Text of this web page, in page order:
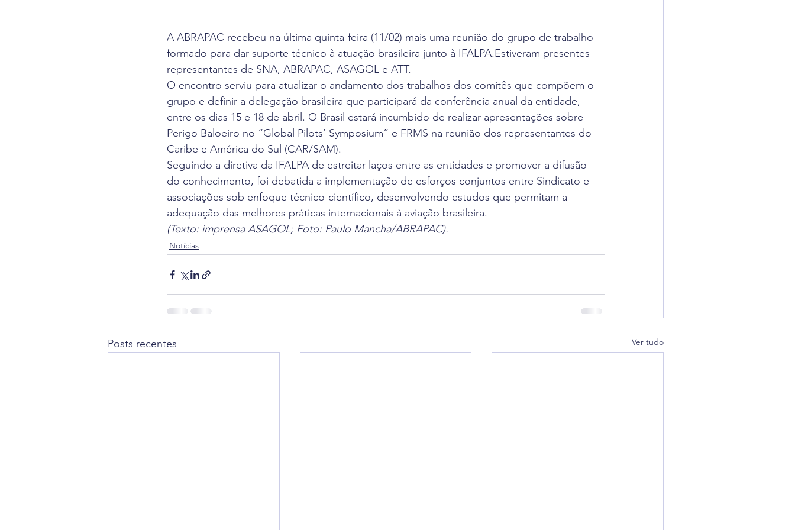
A ABRAPAC recebeu na última quinta-feira (11/02) mais uma reunião do grupo de trabalho
formado para dar suporte técnico à atuação brasileira junto à IFALPA.Estiveram presentes
representantes de SNA, ABRAPAC, ASAGOL e ATT.
O encontro serviu para atualizar o andamento dos trabalhos dos comitês que compõem o
grupo e definir a delegação brasileira que participará da conferência anual da entidade,
entre os dias 15 e 18 de abril. O Brasil estará incumbido de realizar apresentações sobre
Perigo Baloeiro no “Global Pilots’ Symposium” e FRMS na reunião dos representantes do
Caribe e América do Sul (CAR/SAM).
Seguindo a diretiva da IFALPA de estreitar laços entre as entidades e promover a difusão
do conhecimento, foi debatida a implementação de esforços conjuntos entre Sindicato e
associações sob enfoque técnico-científico, desenvolvendo estudos que permitam a
adequação das melhores práticas internacionais à aviação brasileira.
(Texto: imprensa ASAGOL; Foto: Paulo Mancha/ABRAPAC).
Notícias
Posts recentes Ver tudo